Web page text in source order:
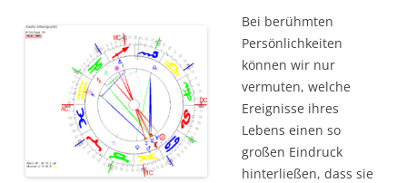
Bei berühmten
Persönlichkeiten
können wir nur
vermuten, welche
Ereignisse ihres
Lebens einen so
großen Eindruck
hinterließen, dass sie